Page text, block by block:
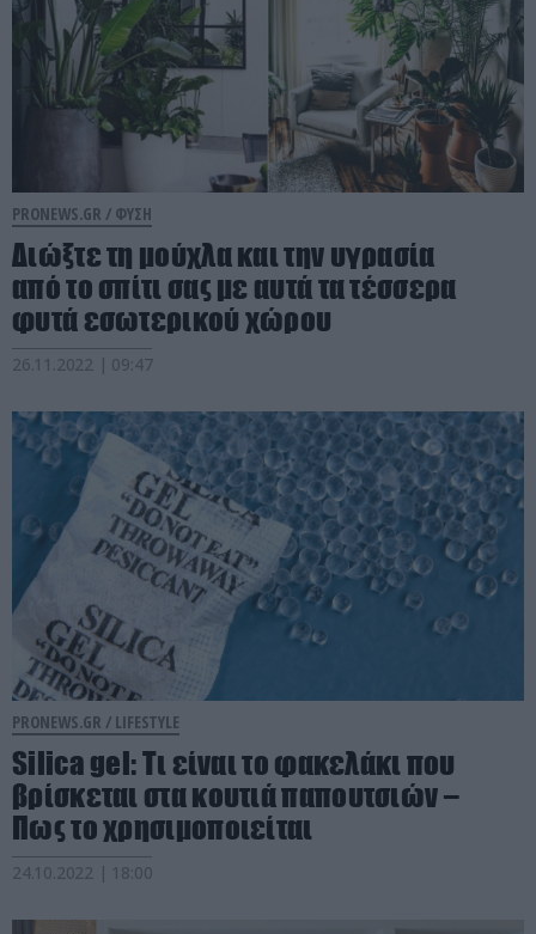
PRONEWS.GR / ΦΥΣΗ
Διώξτε τη μούχλα και την υγρασία
από το σπίτι σας με αυτά τα τέσσερα
φυτά εσωτερικού χώρου
26.11.2022 | 09:47
PRONEWS.GR / LIFESTYLE
Silica gel: Τι είναι το φακελάκι που
βρίσκεται στα κουτιά παπουτσιών –
Πως το χρησιμοποιείται
24.10.2022 | 18:00